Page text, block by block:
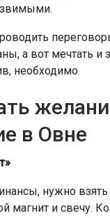
а вот мечтать и
необходимо.
в Овне
нужно
магнит и свечу.